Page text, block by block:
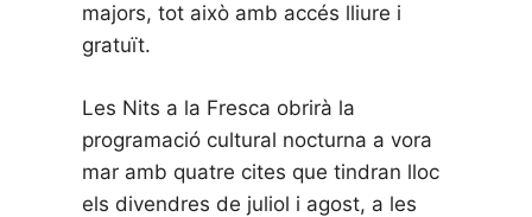
majors, tot això amb accés lliure i
gratuït.
Les Nits a la Fresca obrirà la
programació cultural nocturna a vora
mar amb quatre cites que tindran lloc
els divendres de juliol i agost, a les